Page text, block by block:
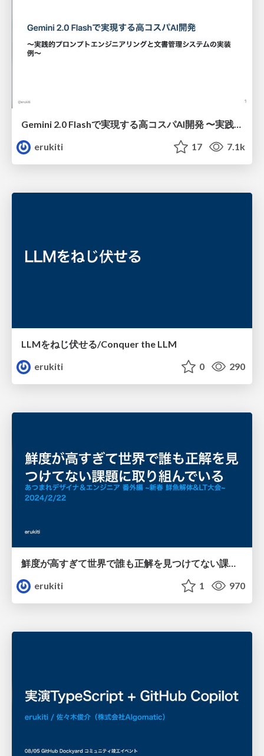
Gemini 2.0 Flashで実現する高コスパAI開発 〜実践的プロンプトエンジニアリングと文書管理システムの実装例〜/gemini-2.0-flash-prompt-engineering
erukiti
17 7.1k
LLMをねじ伏せる/Conquer the LLM
erukiti
0 290
鮮度が高すぎて世界で誰も正解を見つけてない課題に取り組んでいる/ Freshness issues
erukiti
1 970